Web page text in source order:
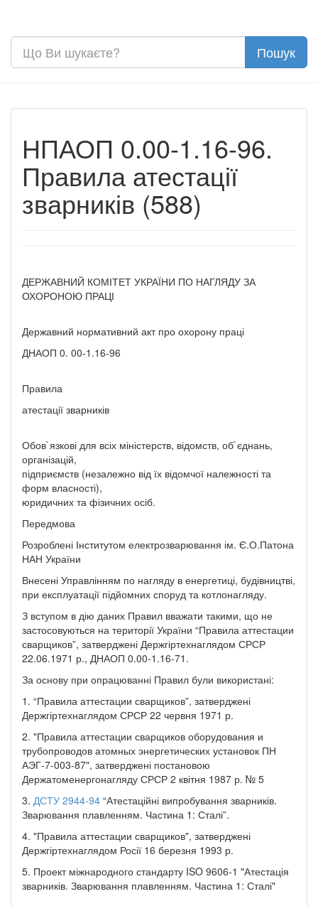
НПАОП 0.00-1.16-96.
Правила атестації
зварників (588)
ДЕРЖАВНИЙ КОМІТЕТ УКРАЇНИ ПО НАГЛЯДУ ЗА
ОХОРОНОЮ ПРАЦІ
Державний нормативний акт про охорону праці
ДНАОП 0. 00-1.16-96
Правила
атестації зварників
Обов`язкові для всіх міністерств, відомств, об`єднань,
організацій,
підприємств (незалежно від їх відомчої належності та
форм власності),
юридичних та фізичних осіб.
Передмова
Розроблені Інститутом електрозварювання ім. Є.О.Патона
НАН України
Внесені Управлінням по нагляду в енергетиці, будівництві,
при експлуатації підйомних споруд та котлонагляду.
З вступом в дію даних Правил вважати такими, що не
застосовуються на території України “Правила аттестации
сварщиков”, затверджені Держгіртехнаглядом СРСР
22.06.1971 р., ДНАОП 0.00-1.16-71.
За основу при опрацюванні Правил були використані:
1. “Правила аттестации сварщиков”, затверджені
Держгіртехнаглядом СРСР 22 червня 1971 р.
2. "Правила аттестации сварщиков оборудования и
трубопроводов атомных энергетических установок ПН
АЭГ-7-003-87", затверджені постановою
Держатоменергонагляду СРСР 2 квітня 1987 р. № 5
3. ДСТУ 2944-94 “Атестаційні випробування зварників.
Зварювання плавленням. Частина 1: Сталі”.
4. "Правила аттестации сварщиков", затверджені
Держгіртехнаглядом Росії 16 березня 1993 р.
5. Проект міжнародного стандарту ISO 9606-1 "Атестація
зварників. Зварювання плавленням. Частина 1: Сталі"